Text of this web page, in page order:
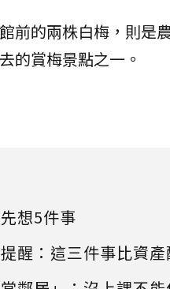
前的兩株白梅，則是
的賞梅景點之一。
想5件事
醒：這三件事比資產